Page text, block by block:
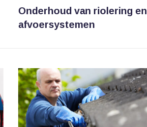
Onderhoud van riolering en
afvoersystemen